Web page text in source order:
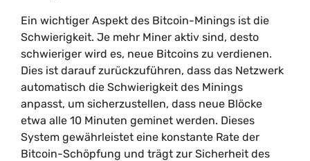
Ein wichtiger Aspekt des Bitcoin-Minings ist die
Schwierigkeit. Je mehr Miner aktiv sind, desto
schwieriger wird es, neue Bitcoins zu verdienen.
Dies ist darauf zurückzuführen, dass das Netzwerk
automatisch die Schwierigkeit des Minings
anpasst, um sicherzustellen, dass neue Blöcke
etwa alle 10 Minuten geminet werden. Dieses
System gewährleistet eine konstante Rate der
Bitcoin-Schöpfung und trägt zur Sicherheit des